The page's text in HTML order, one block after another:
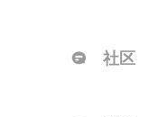
社区